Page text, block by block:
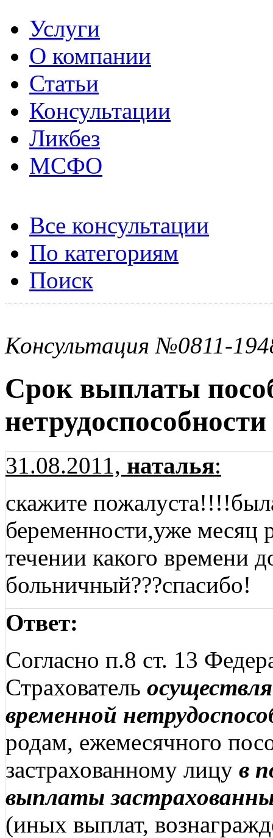
Услуги
О компании
Статьи
Консультации
Ликбез
МСФО
Все консультации
По категориям
Поиск
Консультация №0811-
Срок выплаты
нетрудоспособности
31.08.2011, наталья:
скажите
беременности,уже месяц
течении какого времени
больничный???спасибо!
Ответ:
Согласно п.8 ст. 13
Страхователь
временной
родам, ежемесячного
застрахованному лицу в
выплаты
(иных выплат,